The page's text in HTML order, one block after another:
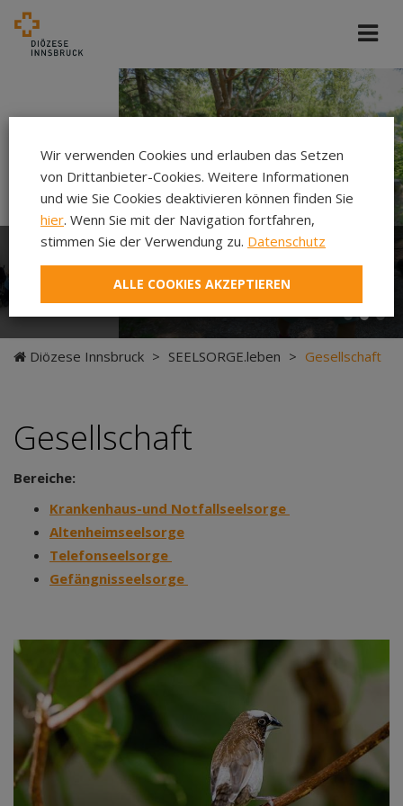
Cincelli/dibk
Neuer Pilgerweg Via
Laudato si’
Diözese Innsbruck > SEELSORGE.leben > Gesellschaft
Gesellschaft
Bereiche:
Krankenhaus-und Notfallseelsorge
Altenheimseelsorge
Telefonseelsorge
Gefängnisseelsorge
Wir verwenden Cookies und erlauben das Setzen
von Drittanbieter-Cookies. Weitere Informationen
und wie Sie Cookies deaktivieren können finden Sie
hier. Wenn Sie mit der Navigation fortfahren,
stimmen Sie der Verwendung zu. Datenschutz
ALLE COOKIES AKZEPTIEREN